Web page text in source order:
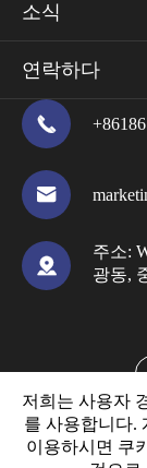
소식
연락하다



주소:
광동,
저희는 사용자
를 사용합니다.
이용하시면 쿠